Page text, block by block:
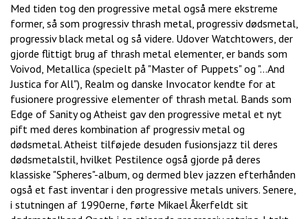
Med tiden tog den progressive metal også mere ekstreme
former, så som progressiv thrash metal, progressiv dødsmetal,
progressiv black metal og så videre. Udover Watchtowers, der
gjorde flittigt brug af thrash metal elementer, er bands som
Voivod, Metallica (specielt på "Master of Puppets" og "...And
Justica for All"), Realm og danske Invocator kendte for at
fusionere progressive elementer of thrash metal. Bands som
Edge of Sanity og Atheist gav den progressive metal et nyt
pift med deres kombination af progressiv metal og
dødsmetal. Atheist tilføjede desuden fusionsjazz til deres
dødsmetalstil, hvilket Pestilence også gjorde på deres
klassiske "Spheres"-album, og dermed blev jazzen efterhånden
også et fast inventar i den progressive metals univers. Senere,
i stutningen af 1990erne, førte Mikael Åkerfeldt sit